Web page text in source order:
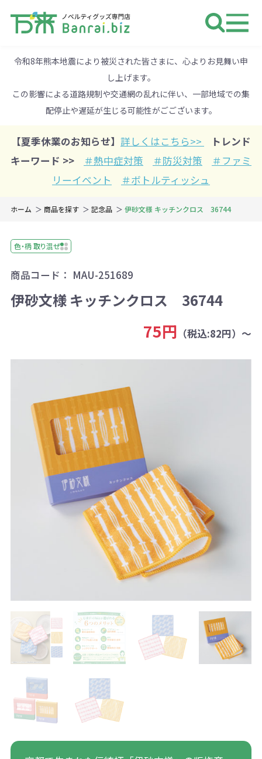
令和8年熊本地震により被災された皆さまに、心よりお見舞い申
し上げます。
この影響による道路規制や交通網の乱れに伴い、一部地域での集
配停止や遅延が生じる可能性がごございます。
【夏季休業のお知らせ】 詳しくはこちら>>
トレンド
キーワード >>
＃熱中症対策 ＃防災対策
＃ファミ
リーイベント
＃ボトルティッシュ
ホーム 商品を探す 記念品 伊砂文様 キッチンクロス 36744
色・柄 取り混ぜ
商品コード： MAU-251689
伊砂文様 キッチンクロス 36744
75円 （税込:82円）～